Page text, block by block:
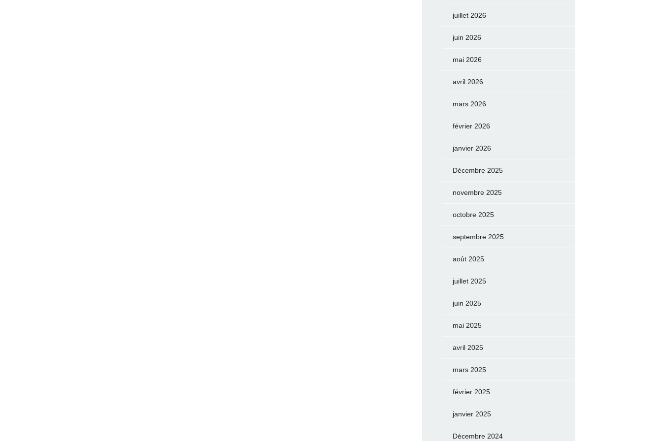
juillet 2026
juin 2026
mai 2026
avril 2026
mars 2026
février 2026
janvier 2026
Décembre 2025
novembre 2025
octobre 2025
septembre 2025
août 2025
juillet 2025
juin 2025
mai 2025
avril 2025
mars 2025
février 2025
janvier 2025
Décembre 2024